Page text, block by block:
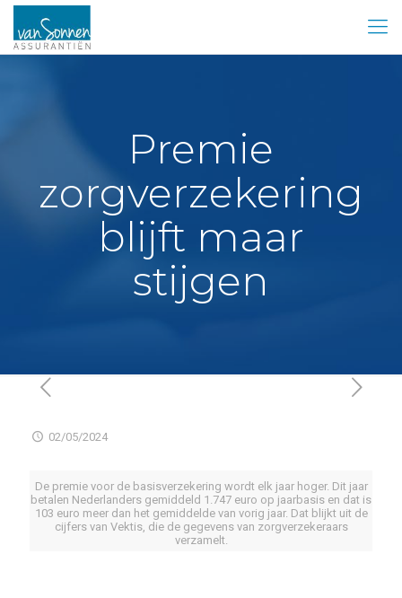
Premie
zorgverzekering
blijft maar
stijgen
02/05/2024
De premie voor de basisverzekering wordt elk jaar hoger. Dit jaar
betalen Nederlanders gemiddeld 1.747 euro op jaarbasis en dat is
103 euro meer dan het gemiddelde van vorig jaar. Dat blijkt uit de
cijfers van Vektis, die de gegevens van zorgverzekeraars
verzamelt.